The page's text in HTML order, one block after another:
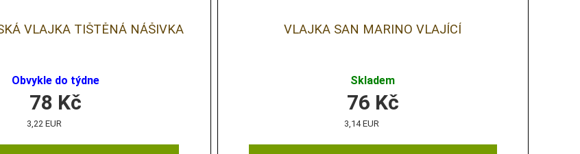
VLAJKA TIŠTĚNÁ NÁŠIVKA
Obvykle do týdne
78 Kč
3,22 EUR
VLAJKA SAN MARINO VLAJÍCÍ
Skladem
76 Kč
3,14 EUR